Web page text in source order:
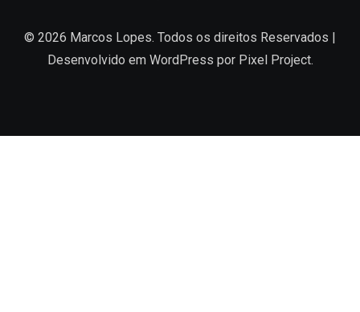
© 2026 Marcos Lopes. Todos os direitos Reservados |
Desenvolvido em WordPress por Pixel Project.